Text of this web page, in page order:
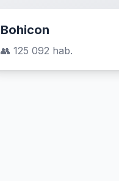
Bohicon
👥 125 092 hab.